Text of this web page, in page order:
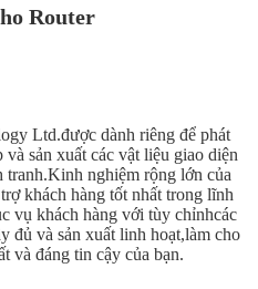
Router
Ltd.được dành riêng để phát
sản xuất các vật liệu giao diện
tranh.Kinh nghiệm rộng lớn của
khách hàng tốt nhất trong lĩnh
vụ khách hàng với tùy chỉnhcác
đủ và sản xuất linh hoạt,làm cho
và đáng tin cậy của bạn.